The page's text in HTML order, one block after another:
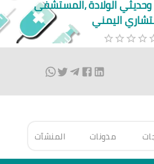
الولادة ,المستشفى
اليمني
مدونات المنشآت